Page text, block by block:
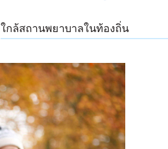
ใกล้สถานพยาบาลในท้องถิ่น